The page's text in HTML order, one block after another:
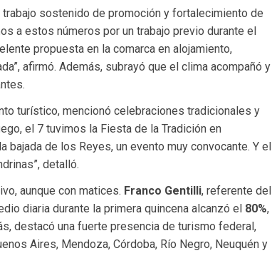
sostenido de promoción y fortalecimiento de
a estos números por un trabajo previo durante el
propuesta en la comarca en alojamiento,
afirmó. Además, subrayó que el clima acompañó y
turístico, mencionó celebraciones tradicionales y
el 7 tuvimos la Fiesta de la Tradición en
bajada de los Reyes, un evento muy convocante. Y el
detalló.
aunque con matices. Franco Gentilli, referente del
diaria durante la primera quincena alcanzó el 80%,
destacó una fuerte presencia de turismo federal,
Aires, Mendoza, Córdoba, Río Negro, Neuquén y